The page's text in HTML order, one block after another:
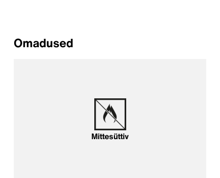
Omadused
Mittesüttiv